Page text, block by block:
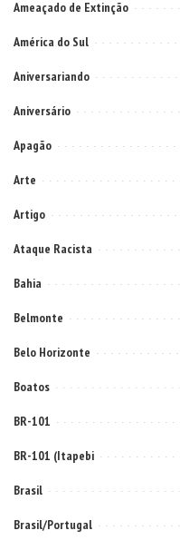
Ameaçado de Extinção
América do Sul
Aniversariando
Aniversário
Apagão
Arte
Artigo
Ataque Racista
Bahia
Belmonte
Belo Horizonte
Boatos
BR-101
BR-101 (Itapebi
Brasil
Brasil/Portugal